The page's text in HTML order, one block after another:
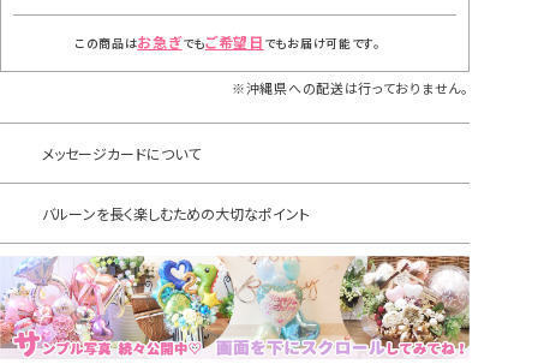
この商品はお急ぎでもご希望日 でもお届け可能です。
※沖縄県への配送は行っておりません。
メッセージカードについて
バルーンを長く楽しむための大切なポイント